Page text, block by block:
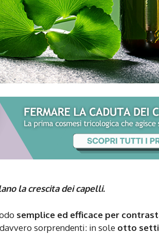
la crescita dei capelli.
semplice ed efficace per
sorprendenti: in sole otto